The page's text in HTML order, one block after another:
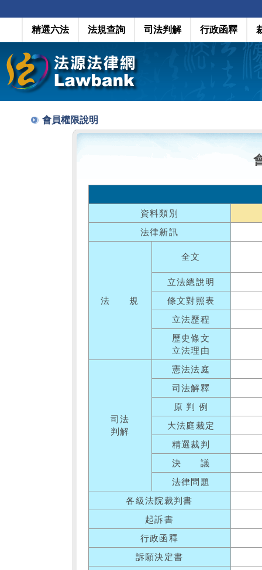
精選六法 法規查詢 司法判解 行政函釋
會員權限說明
資料類別
法律新訊
法 規
全文
立法總說明
條文對照表
立法歷程
歷史條文
立法理由
司法
判解
憲法法庭
司法解釋
原 判 例
大法庭裁定
精選裁判
決 議
法律問題
各級法院裁判書
起訴書
行政函釋
訴願決定書